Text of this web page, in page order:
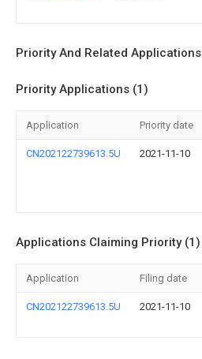
Priority And Related Applications
Priority Applications (1)
Application Priority date
CN202122739613.5U 2021-11-10
Applications Claiming Priority (1)
Application Filing date
CN202122739613.5U 2021-11-10